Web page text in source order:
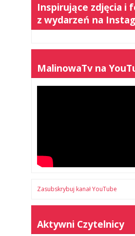
Inspirujące zdjęcia i
z wydarzeń na
MalinowaTv na
Zasubskrybuj kanał YouTube
Aktywni Czytelnicy